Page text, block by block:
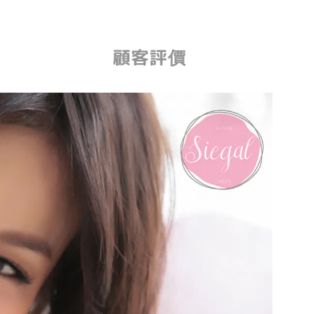
顧客評價